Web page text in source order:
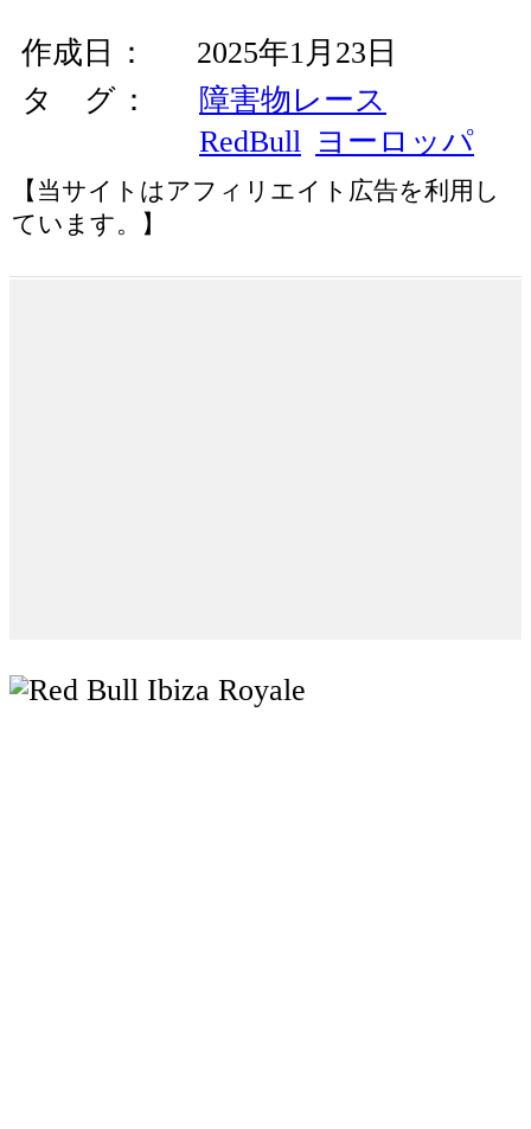
作成日
2025年1月23日
タ グ
障害物レース
RedBull ヨーロッパ
【当サイトはアフィリエイト広告を利用し
ています。】